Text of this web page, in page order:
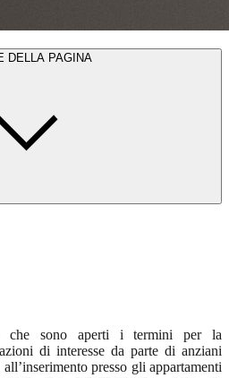
DELLA PAGINA
che sono aperti i termini per la
di interesse da parte di anziani
presso gli appartamenti